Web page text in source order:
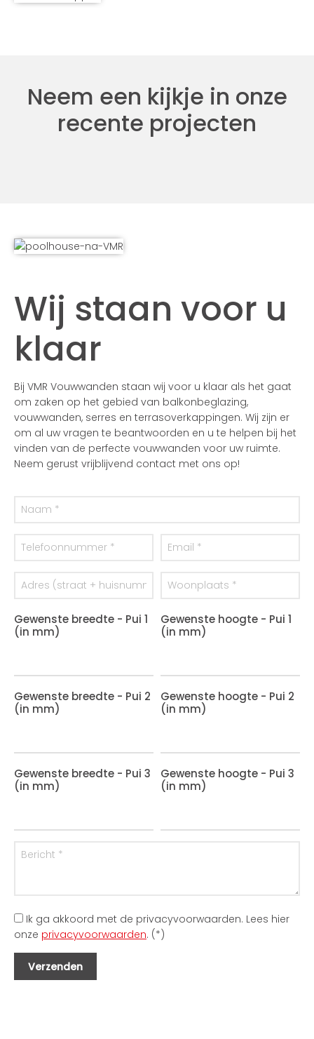
Neem een kijkje in onze
recente projecten
Wij staan voor u
klaar
Bij VMR Vouwwanden staan wij voor u klaar als het gaat
om zaken op het gebied van balkonbeglazing,
vouwwanden, serres en terrasoverkappingen. Wij zijn er
om al uw vragen te beantwoorden en u te helpen bij het
vinden van de perfecte vouwwanden voor uw ruimte.
Neem gerust vrijblijvend contact met ons op!
Gewenste breedte - Pui 1
(in mm)
Gewenste hoogte - Pui 1
(in mm)
Gewenste breedte - Pui 2
(in mm)
Gewenste hoogte - Pui 2
(in mm)
Gewenste breedte - Pui 3
(in mm)
Gewenste hoogte - Pui 3
(in mm)
Ik ga akkoord met de privacyvoorwaarden. Lees hier
onze privacyvoorwaarden. (*)